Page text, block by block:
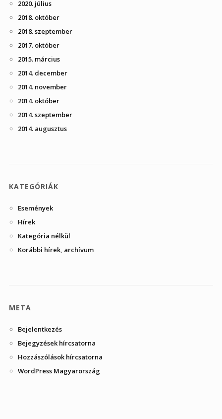
2020. július
2018. október
2018. szeptember
2017. október
2015. március
2014. december
2014. november
2014. október
2014. szeptember
2014. augusztus
KATEGÓRIÁK
Események
Hírek
Kategória nélkül
Korábbi hírek, archívum
META
Bejelentkezés
Bejegyzések hírcsatorna
Hozzászólások hírcsatorna
WordPress Magyarország